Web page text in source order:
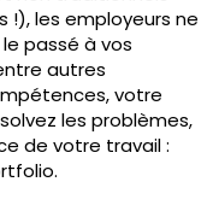
les employeurs ne
passé à vos
autres
votre
les problèmes,
de votre travail :